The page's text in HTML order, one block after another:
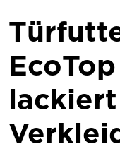
lackiert